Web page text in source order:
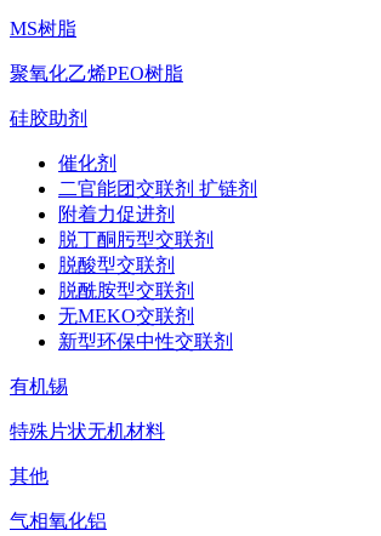
MS树脂
聚氧化乙烯PEO树脂
硅胶助剂
催化剂
二官能团交联剂 扩链剂
附着力促进剂
脱丁酮肟型交联剂
脱酸型交联剂
脱酰胺型交联剂
无MEKO交联剂
新型环保中性交联剂
有机锡
特殊片状无机材料
其他
气相氧化铝